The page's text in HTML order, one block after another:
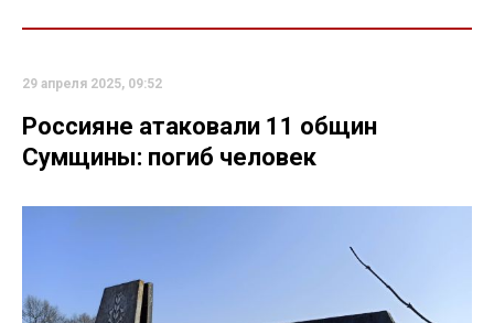
29 апреля 2025, 09:52
Россияне атаковали 11 общин
Сумщины: погиб человек